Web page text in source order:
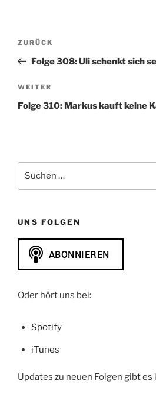
Beitragsnavigation
Vorheriger
Beitrag
ZURÜCK
Folge 308: Uli schenkt sich
Nächster
Beitrag
WEITER
Folge 310: Markus kauft keine
nach:
UNS FOLGEN
Oder hört uns bei:
Spotify
iTunes
Updates zu neuen Folgen gibt es